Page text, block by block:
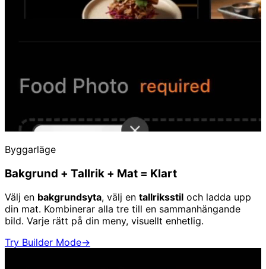
Byggarläge
Bakgrund + Tallrik + Mat = Klart
Välj en bakgrundsyta, välj en tallriksstil och ladda upp
din mat. Kombinerar alla tre till en sammanhängande
bild. Varje rätt på din meny, visuellt enhetlig.
Try Builder Mode→